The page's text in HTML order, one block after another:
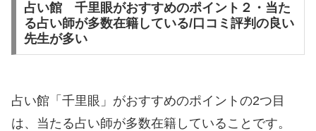
占い館 千里眼がおすすめのポイント２・当た
る占い師が多数在籍している/口コミ評判の良い
先生が多い
占い館「千里眼」がおすすめのポイントの2つ目
は、当たる占い師が多数在籍していることです。